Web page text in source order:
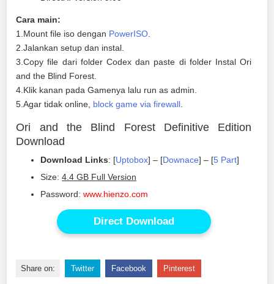
Cara main:
1.Mount file iso dengan PowerISO
2.Jalankan setup dan instal.
3.Copy file dari folder Codex dan paste di folder Instal Ori
and the Blind Forest.
4.Klik kanan pada Gamenya lalu run as admin.
5.Agar tidak online, block game via firewall
Ori and the Blind Forest Definitive Edition
Download
Download Links: [Uptobox] – [Downace] – [5 Part]
Size:4.4 GB Full Version
Password:www.hienzo.com
Direct Download
Share on: Twitter Facebook Pinterest